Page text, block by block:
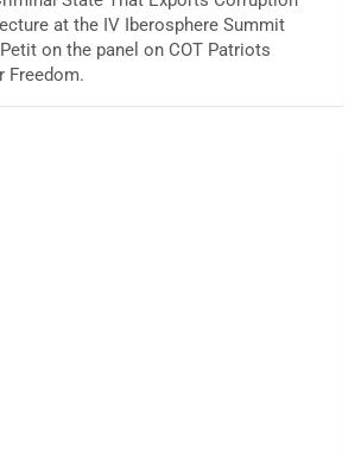
at the IV Iberosphere Summit
on the panel on COT Patriots
Freedom.